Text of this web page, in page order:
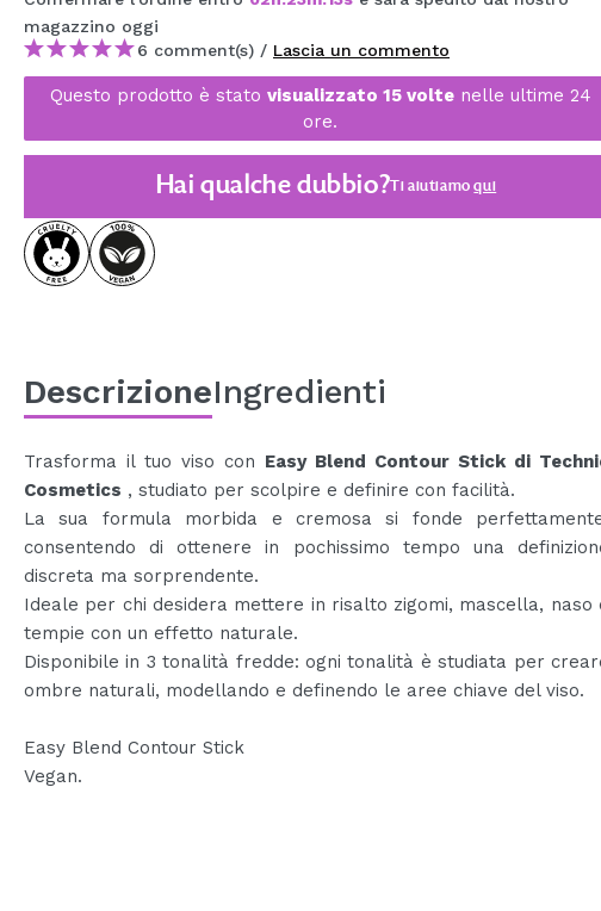
MAQUIFARMA
KOREA ZONE
SPECIALE
OUTLET
PROSSIMAMENTE
magazzino oggi
6 comment(s) / Lascia un commento
Questo prodotto è stato visualizzato 15 voltenelle ultime 24
ore.
Hai qualche dubbio?Ti aiutiamoqui
DescrizioneIngredienti
Trasforma il tuo viso con Easy Blend Contour Stick di
Cosmetics , studiato per scolpire e definire con facilità.
La sua formula morbida e cremosa si fonde
consentendo di ottenere in pochissimo tempo una
discreta ma sorprendente.
Ideale per chi desidera mettere in risalto zigomi, mascella, naso
tempie con un effetto naturale.
Disponibile in 3 tonalità fredde: ogni tonalità è studiata per
ombre naturali, modellando e definendo le aree chiave del viso.
Easy Blend Contour Stick
Vegan.